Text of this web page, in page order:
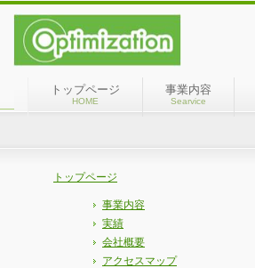
トップページ
HOME
事業内容
Searvice
トップページ
事業内容
実績
会社概要
アクセスマップ